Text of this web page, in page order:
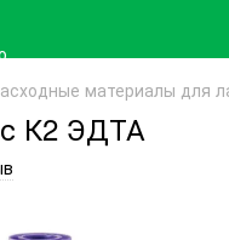
материалы для
с К2 ЭДТА